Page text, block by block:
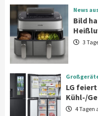
News aus dem
Bild hat die
getestet
3
Großgeräte
Kühl-/
Wirtschaft
News
Bild
3
LG
Kühl-/
4 Tagen